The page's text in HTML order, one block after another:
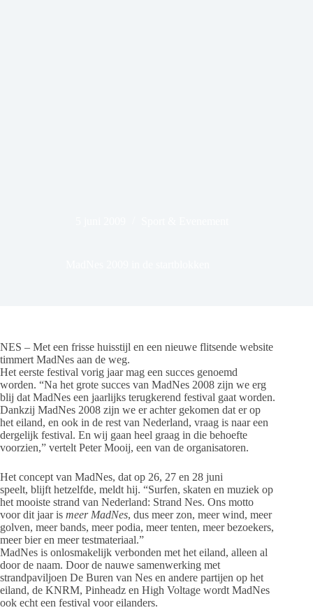
NES – Met een frisse huisstijl en een nieuwe flitsende website
timmert MadNes aan de weg.
Het eerste festival vorig jaar mag een succes genoemd
worden. “Na het grote succes van MadNes 2008 zijn we erg
blij dat MadNes een jaarlijks terugkerend festival gaat worden.
Dankzij MadNes 2008 zijn we er achter gekomen dat er op
het eiland, en ook in de rest van Nederland, vraag is naar een
dergelijk festival. En wij gaan heel graag in die behoefte
voorzien,” vertelt Peter Mooij, een van de organisatoren.
Het concept van MadNes, dat op 26, 27 en 28 juni
speelt, blijft hetzelfde, meldt hij. “Surfen, skaten en muziek op
het mooiste strand van Nederland: Strand Nes. Ons motto
voor dit jaar is meer MadNes, dus meer zon, meer wind, meer
golven, meer bands, meer podia, meer tenten, meer bezoekers,
meer bier en meer testmateriaal.”
MadNes is onlosmakelijk verbonden met het eiland, alleen al
door de naam. Door de nauwe samenwerking met
strandpaviljoen De Buren van Nes en andere partijen op het
eiland, de KNRM, Pinheadz en High Voltage wordt MadNes
ook echt een festival voor eilanders.